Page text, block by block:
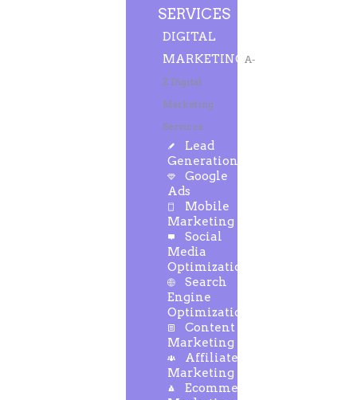
SERVICES
DIGITAL
MARKETING A-
Z Digital
Marketing
Services
Lead
Generation
Google
Ads
Mobile
Marketing
Social
Media
Optimization
Search
Engine
Optimization
Content
Marketing
Affiliate
Marketing
Ecommerce